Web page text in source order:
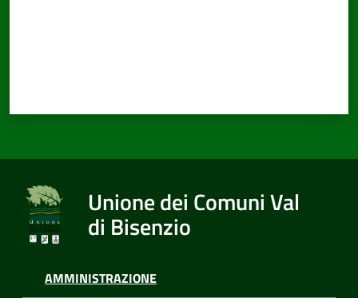
Unione dei Comuni Val
di Bisenzio
AMMINISTRAZIONE